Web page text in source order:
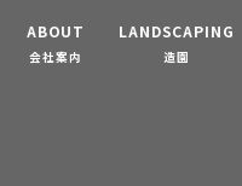
ABOUT
会社案内
LANDSCAPING
造園